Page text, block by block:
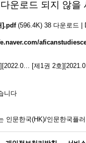
운로드 되지 않을
].pdf (596.4K) 38 다운로드 |
[제1권 2호
니다
인문한국(HK)/인문한국플